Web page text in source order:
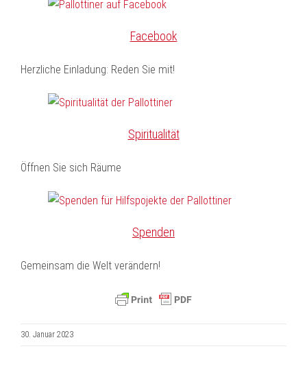
Facebook
Herzliche Einladung: Reden Sie mit!
Spiritualität
Öffnen Sie sich Räume
Spenden
Gemeinsam die Welt verändern!
30. Januar 2023